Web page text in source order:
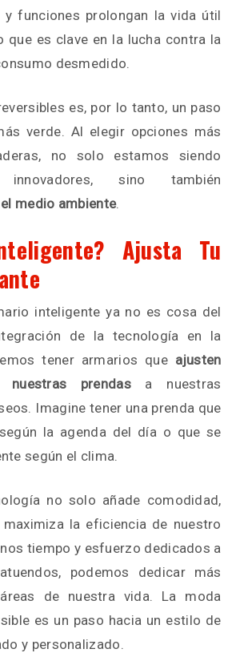
funciones prolongan la vida útil
que es clave en la lucha contra la
desmedido.
es, por lo tanto, un paso
verde. Al elegir opciones más
no solo estamos siendo
innovadores, sino también
medio ambiente.
Ajusta Tu
inteligente ya no es cosa del
de la tecnología en la
tener armarios que ajusten
nuestras prendas a nuestras
Imagine tener una prenda que
la agenda del día o que se
según el clima.
no solo añade comodidad,
la eficiencia de nuestro
tiempo y esfuerzo dedicados a
podemos dedicar más
de nuestra vida. La moda
es un paso hacia un estilo de
y personalizado.